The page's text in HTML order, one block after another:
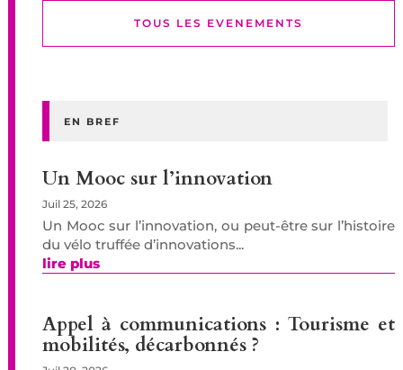
TOUS LES EVENEMENTS
EN BREF
Un Mooc sur l’innovation
Juil 25, 2026
Un Mooc sur l’innovation, ou peut-être sur l’histoire
du vélo truffée d’innovations...
lire plus
Appel à communications : Tourisme et
mobilités, décarbonnés ?